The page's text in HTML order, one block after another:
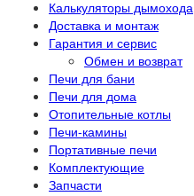
Калькуляторы дымохода
Доставка и монтаж
Гарантия и сервис
Обмен и возврат
Печи для бани
Печи для дома
Отопительные котлы
Печи-камины
Портативные печи
Комплектующие
Запчасти